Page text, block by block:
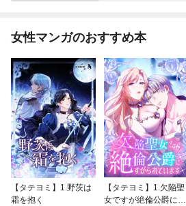
らない件～ 第1話
女性マンガのおすすめ本
【タテヨミ】1.野茨は
霜を抱く
【タテヨミ】1.欠陥聖
女ですが絶倫公爵にす